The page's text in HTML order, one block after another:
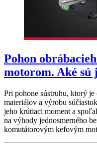
Pohon
motorom. Aké sú
Pri pohone sústruhu, ktorý
materiálov a výrobu
jeho krútiaci moment a
na výhody jednosmerného
komutátorovým kefovým